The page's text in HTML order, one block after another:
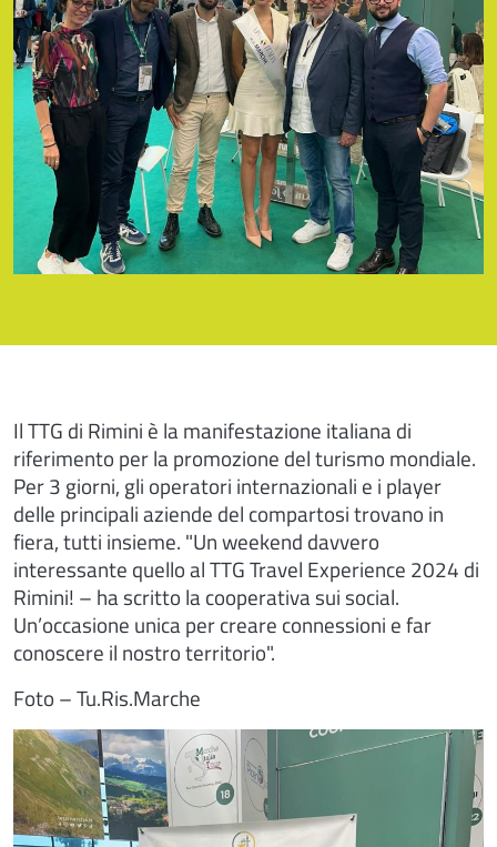
Il TTG di Rimini è la manifestazione italiana di
riferimento per la promozione del turismo mondiale.
Per 3 giorni, gli operatori internazionali e i player
delle principali aziende del compartosi trovano in
fiera, tutti insieme. "Un weekend davvero
interessante quello al TTG Travel Experience 2024 di
Rimini! – ha scritto la cooperativa sui social.
Un’occasione unica per creare connessioni e far
conoscere il nostro territorio".
Foto – Tu.Ris.Marche